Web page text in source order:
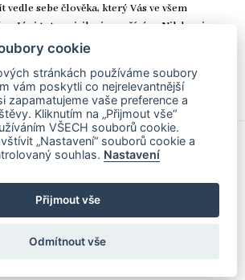
sebe člověka, který Vás ve všem
Já si toto privilegium užívám. Nikdy mi na
květiny, oříšková čokoláda v šuplíku a kozí…
Číst celé
IČ 06608914 | Stránky realizovalo studio
cookie
stránkách používáme soubory
vám poskytli co nejrelevantnější
zapamatujeme vaše preference a
Kliknutím na „Přijmout vše“
VŠECH souborů cookie.
„Nastavení“ souborů cookie a
souhlas. Nastavení
Přijmout vše
Odmítnout vše